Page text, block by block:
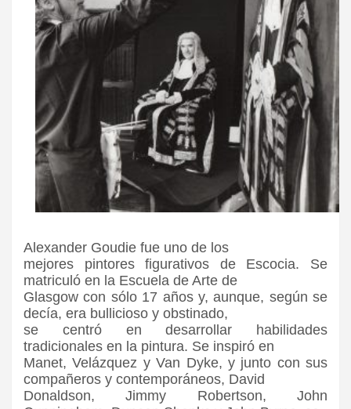
Alexander Goudie fue uno de los
mejores pintores figurativos de Escocia. Se
matriculó en la Escuela de Arte de
Glasgow con sólo 17 años y, aunque, según se
decía, era bullicioso y obstinado,
se centró en desarrollar habilidades
tradicionales en la pintura. Se inspiró en
Manet, Velázquez y Van Dyke, y junto con sus
compañeros y contemporáneos, David
Donaldson, Jimmy Robertson, John